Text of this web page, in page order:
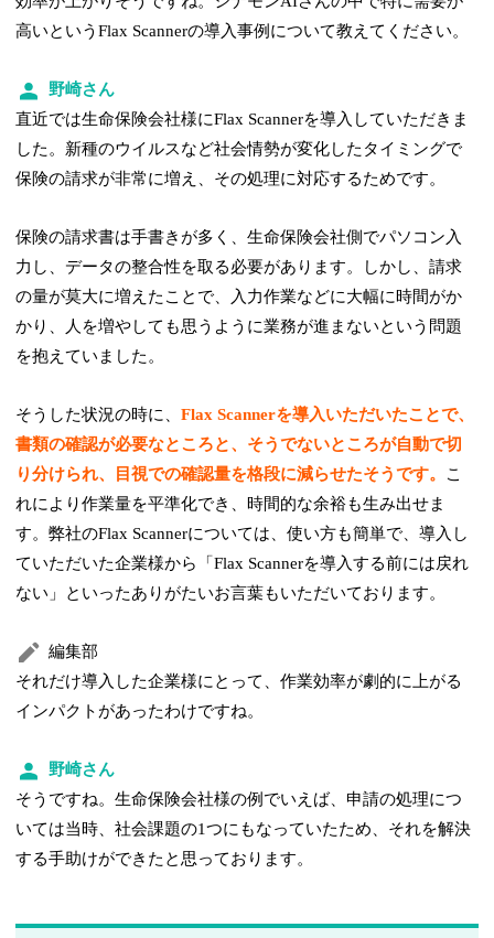
高いというFlax Scannerの導入事例について教えてください。
野崎さん
直近では生命保険会社様にFlax Scannerを導入していただきま
した。新種のウイルスなど社会情勢が変化したタイミングで
保険の請求が非常に増え、その処理に対応するためです。
保険の請求書は手書きが多く、生命保険会社側でパソコン入
力し、データの整合性を取る必要があります。しかし、請求
の量が莫大に増えたことで、入力作業などに大幅に時間がか
かり、人を増やしても思うように業務が進まないという問題
を抱えていました。
そうした状況の時に、Flax Scannerを導入いただいたことで、
書類の確認が必要なところと、そうでないところが自動で切
り分けられ、目視での確認量を格段に減らせたそうです。
こ
れにより作業量を平準化でき、時間的な余裕も生み出せま
す。弊社のFlax Scannerについては、使い方も簡単で、導入し
ていただいた企業様から「Flax Scannerを導入する前には戻れ
ない」といったありがたいお言葉もいただいております。
編集部
それだけ導入した企業様にとって、作業効率が劇的に上がる
インパクトがあったわけですね。
野崎さん
そうですね。生命保険会社様の例でいえば、申請の処理につ
いては当時、社会課題の1つにもなっていたため、それを解決
する手助けができたと思っております。